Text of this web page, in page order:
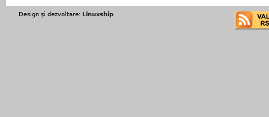
Design şi dezvoltare: Linuxship